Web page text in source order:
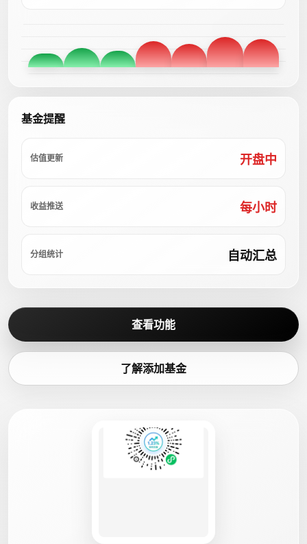
基金提醒
估值更新 开盘中
收益推送 每小时
分组统计 自动汇总
查看功能
了解添加基金